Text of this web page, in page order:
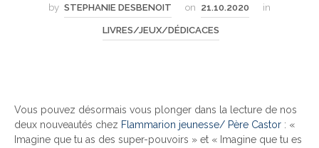
by STEPHANIE DESBENOIT on 21.10.2020 in
LIVRES/JEUX/DÉDICACES
Vous pouvez désormais vous plonger dans la lecture de nos
deux nouveautés chez Flammarion jeunesse/ Père Castor : «
Imagine que tu as des super-pouvoirs » et « Imagine que tu es